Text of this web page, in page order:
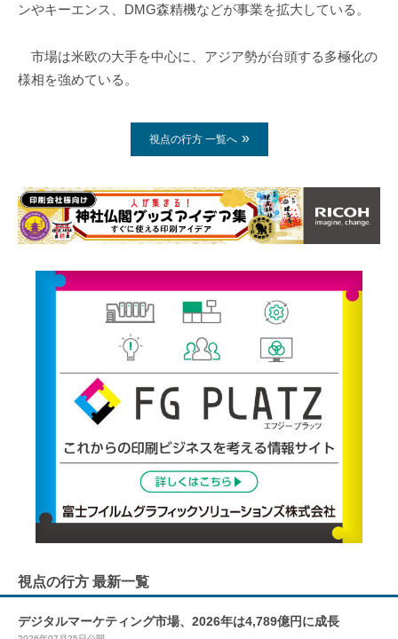
ンやキーエンス、DMG森精機などが事業を拡大している。
市場は米欧の大手を中心に、アジア勢が台頭する多極化の
様相を強めている。
視点の行方 一覧へ
視点の行方 最新一覧
デジタルマーケティング市場、2026年は4,789億円に成長